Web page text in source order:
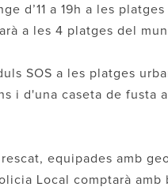
d’11 a 19h a les
a les 4 platges del
SOS a les platges
i d'una caseta de fusta
equipades amb
Local comptarà